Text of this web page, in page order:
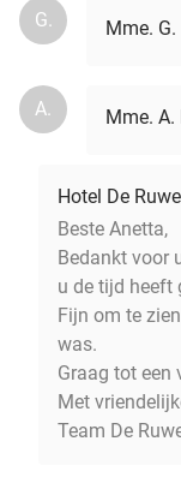
G. Mme.
A. Mme. A.
Hotel De
Beste Anetta,
Bedankt voor
u de tijd heeft
Fijn om te
was.
Graag tot een
Met
Team De